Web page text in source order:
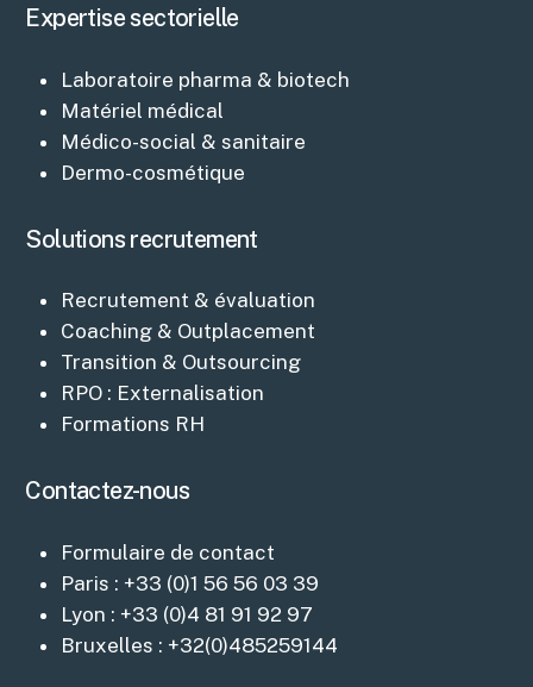
Expertise sectorielle
Laboratoire pharma & biotech
Matériel médical
Médico-social & sanitaire
Dermo-cosmétique
Solutions recrutement
Recrutement & évaluation
Coaching & Outplacement
Transition & Outsourcing
RPO : Externalisation
Formations RH
Contactez-nous
Formulaire de contact
Paris : +33 (0)1 56 56 03 39
Lyon : +33 (0)4 81 91 92 97
Bruxelles : +32(0)485259144